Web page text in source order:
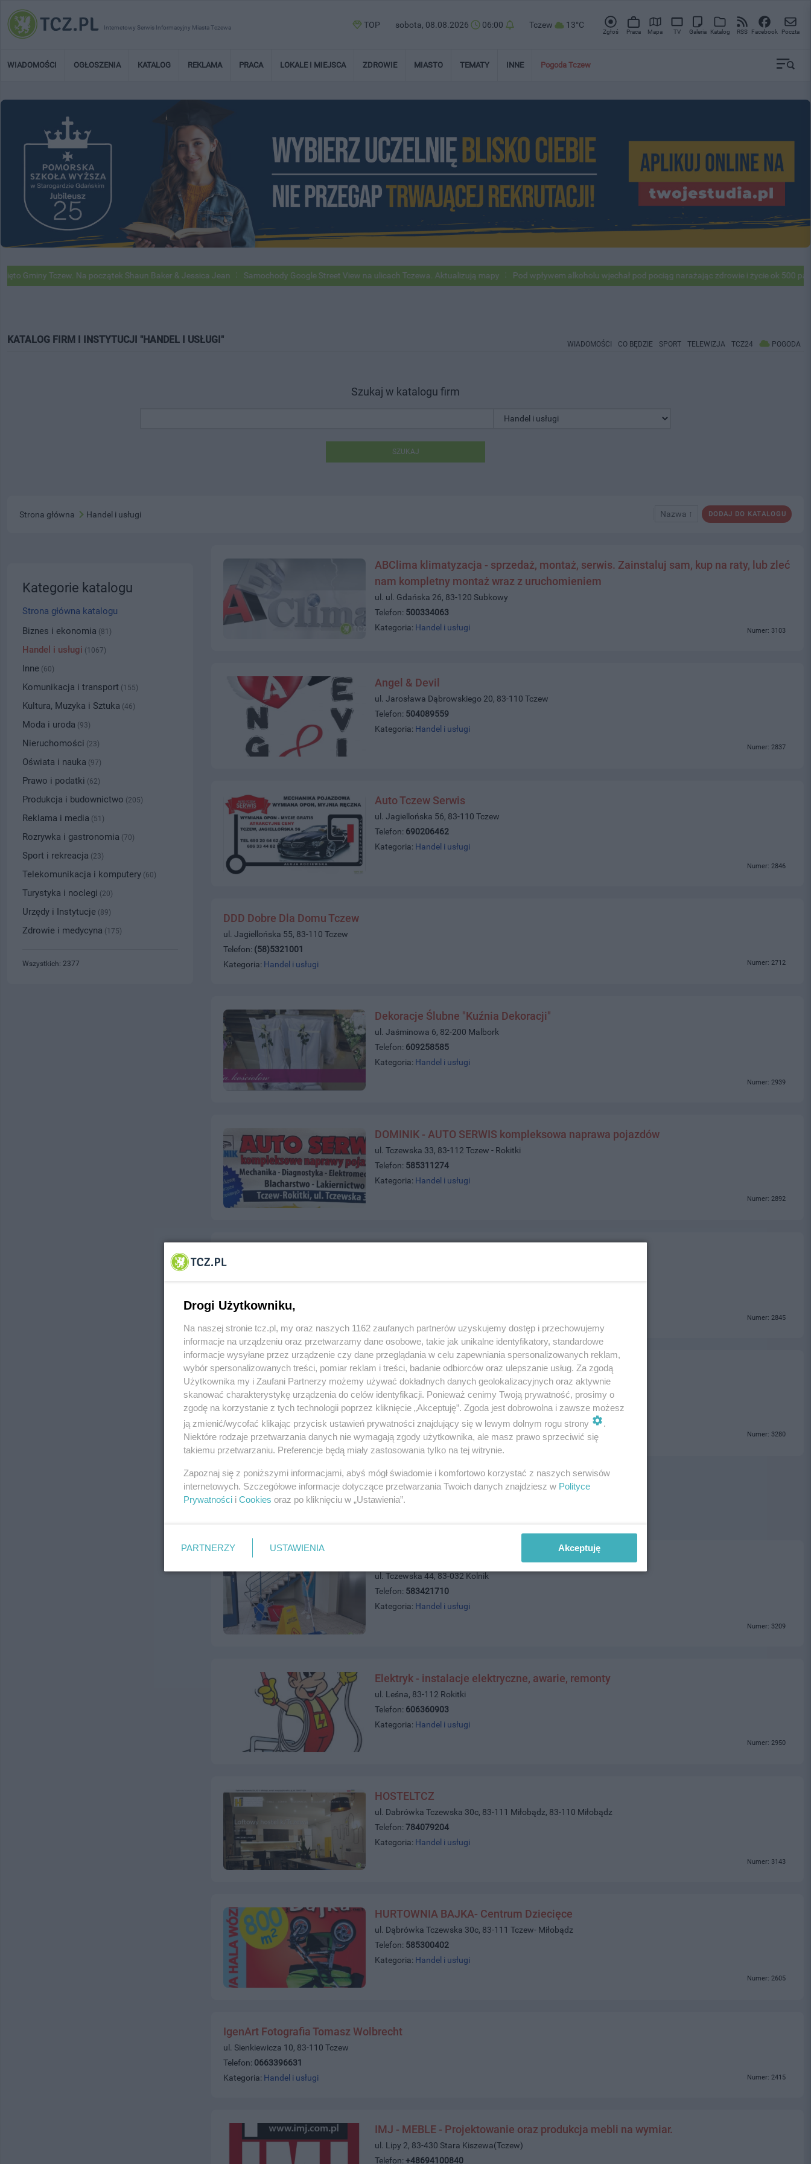
Internetowy Serwis Informacyjny Miasta Tczewa TOP sobota, 08.08.2026 06:00 Tczew 13°C
Zgłoś Praca Mapa TV Galeria Katalog RSS Facebook Poczta
WIADOMOŚCI OGŁOSZENIA KATALOG REKLAMA PRACA LOKALE I MIEJSCA ZDROWIE MIASTO TEMATY INNE Pogoda Tczew
Tczew. Na początek Shaun Baker & Jessica Jean Samochody Google Street View na ulicach Tczewa. Aktualizują mapy Pod wpływem alkoholu wjechał pod pociąg narażając zdrowie i życie ok 500 pasażerów!
KATALOG FIRM I INSTYTUCJI "HANDEL I USŁUGI" WIADOMOŚCI CO BĘDZIE SPORT TELEWIZJA TCZ24 POGODA
Szukaj w katalogu firm
SZUKAJ
DODAJ DO KATALOGU
Nazwa ↑
Strona główna Handel i usługi
ABClima klimatyzacja - sprzedaż, montaż, serwis. Zainstaluj sam, kup na raty, lub zleć
nam kompletny montaż wraz z uruchomieniem
ul. ul. Gdańska 26, 83-120 Subkowy
Telefon: 500334063
Kategoria: Handel i usługi Numer: 3103
Angel & Devil
ul. Jarosława Dąbrowskiego 20, 83-110 Tczew
Telefon: 504089559
Kategoria: Handel i usługi
Numer: 2837
Auto Tczew Serwis
ul. Jagiellońska 56, 83-110 Tczew
Telefon: 690206462
Kategoria: Handel i usługi
Numer: 2846
DDD Dobre Dla Domu Tczew
ul. Jagiellońska 55, 83-110 Tczew
Telefon: (58)5321001
Kategoria: Handel i usługi Numer: 2712
Dekoracje Ślubne "Kuźnia Dekoracji"
ul. Jaśminowa 6, 82-200 Malbork
Telefon: 609258585
Kategoria: Handel i usługi
Numer: 2939
DOMINIK - AUTO SERWIS kompleksowa naprawa pojazdów
ul. Tczewska 33, 83-112 Tczew - Rokitki
Telefon: 585311274
Kategoria: Handel i usługi
Numer: 2892
Numer: 2845
Eden Dom Pogrzebowy - Usługi Pogrzebowe Tczew
ul. 30 Stycznia 10/2, 83-110 Tczew
Telefon:535437437
Kategoria:
Handel i usługi
Numer: 3280
ul. Tczewska 44, 83-032 Kolnik
Telefon: 583421710
Kategoria: Handel i usługi
Numer: 3209
Elektryk - instalacje elektryczne, awarie, remonty
ul. Leśna, 83-112 Rokitki
Telefon: 606360903
Kategoria: Handel i usługi
Numer: 2950
HOSTELTCZ
ul. Dabrówka Tczewska 30c, 83-111 Miłobądz, 83-110 Miłobądz
Telefon:784079204
Kategoria: Handel i usługi
Numer: 3143
HURTOWNIA BAJKA- Centrum Dziecięce
ul. Dąbrówka Tczewska 30c, 83-111 Tczew- Miłobądz
Telefon: 585300402
Kategoria: Handel i usługi
Numer: 2605
IgenArt Fotografia Tomasz Wolbrecht
ul. Sienkiewicza 10, 83-110 Tczew
Telefon: 0663396631
Kategoria: Handel i usługi Numer: 2415
IMJ - MEBLE - Projektowanie oraz produkcja mebli na wymiar.
ul. Lipy 2, 83-430 Stara Kiszewa(Tczew)
Telefon:+48694100840
Kategorie katalogu
Strona główna katalogu
Biznes i ekonomia (81)
Handel i usługi (1067)
Inne (60)
Komunikacja i transport (155)
Kultura, Muzyka i Sztuka (46)
Moda i uroda (93)
Nieruchomości (23)
Oświata i nauka (97)
Prawo i podatki (62)
Produkcja i budownictwo (205)
Reklama i media (51)
Rozrywka i gastronomia (70)
Sport i rekreacja (23)
Telekomunikacja i komputery (60)
Turystyka i noclegi (20)
Urzędy i Instytucje (89)
Zdrowie i medycyna (175)
Wszystkich: 2377
Drogi Użytkowniku,
Na naszej stronie tcz.pl, my oraz naszych 1162 zaufanych partnerów uzyskujemy dostęp i przechowujemy
informacje na urządzeniu oraz przetwarzamy dane osobowe, takie jak unikalne identyfikatory, standardowe
informacje wysyłane przez urządzenie czy dane przeglądania w celu zapewniania spersonalizowanych reklam,
wybór spersonalizowanych treści, pomiar reklam i treści, badanie odbiorców oraz ulepszanie usług. Za zgodą
Użytkownika my i Zaufani Partnerzy możemy używać dokładnych danych geolokalizacyjnych oraz aktywnie
skanować charakterystykę urządzenia do celów identyfikacji. Ponieważ cenimy Twoją prywatność, prosimy o
zgodę na korzystanie z tych technologii poprzez kliknięcie „Akceptuję”. Zgoda jest dobrowolna i zawsze możesz
ją zmienić/wycofać klikając przycisk ustawień prywatności znajdujący się w lewym dolnym rogu strony
.
Niektóre rodzaje przetwarzania danych nie wymagają zgody użytkownika, ale masz prawo sprzeciwić się
takiemu przetwarzaniu. Preferencje będą miały zastosowania tylko na tej witrynie.
Zapoznaj się z poniższymi informacjami, abyś mógł świadomie i komfortowo korzystać z naszych serwisów
internetowych. Szczegółowe informacje dotyczące przetwarzania Twoich danych znajdziesz w Polityce
Prywatności i Cookies oraz po kliknięciu w „Ustawienia”.
PARTNERZY USTAWIENIA Akceptuję